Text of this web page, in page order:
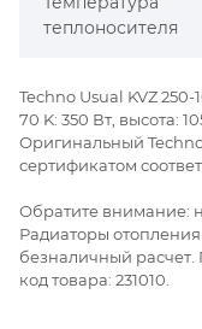
теплоносителя
Techno Usual KVZ
70 K: 350 Вт, высота:
Оригинальный
сертификатом
Обратите внимание:
Радиаторы
безналичный расчет.
код товара: 231010.